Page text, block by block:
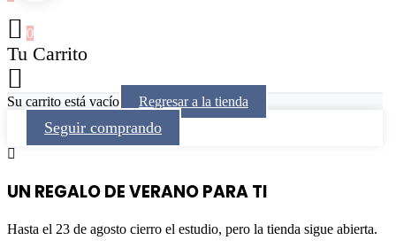
0
Tu Carrito
Su carrito está vacío Regresar a la tienda
Seguir comprando
UN REGALO DE VERANO PARA TI
Hasta el 23 de agosto cierro el estudio, pero la tienda sigue abierta.